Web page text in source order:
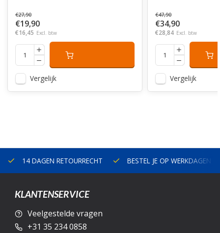
€27,90
€19,90
€16,45 Excl. btw
Vergelijk
€47,90
€34,90
€28,84 Excl. btw
Vergelijk
14 DAGEN RETOURRECHT BESTEL JE OP WERKDAGEN
KLANTENSERVICE
Veelgestelde vragen
+31 35 234 0858